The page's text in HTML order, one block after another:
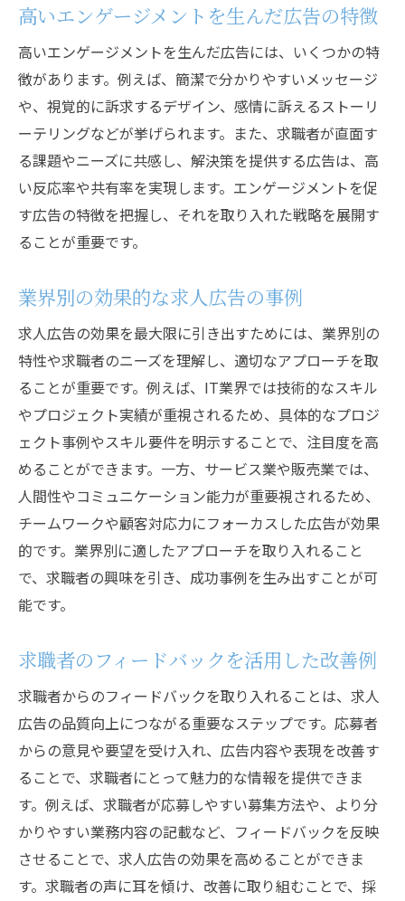
高いエンゲージメントを生んだ広告の特徴
高いエンゲージメントを生んだ広告には、いくつかの特
徴があります。例えば、簡潔で分かりやすいメッセージ
や、視覚的に訴求するデザイン、感情に訴えるストーリ
ーテリングなどが挙げられます。また、求職者が直面す
る課題やニーズに共感し、解決策を提供する広告は、高
い反応率や共有率を実現します。エンゲージメントを促
す広告の特徴を把握し、それを取り入れた戦略を展開す
ることが重要です。
業界別の効果的な求人広告の事例
求人広告の効果を最大限に引き出すためには、業界別の
特性や求職者のニーズを理解し、適切なアプローチを取
ることが重要です。例えば、IT業界では技術的なスキル
やプロジェクト実績が重視されるため、具体的なプロジ
ェクト事例やスキル要件を明示することで、注目度を高
めることができます。一方、サービス業や販売業では、
人間性やコミュニケーション能力が重要視されるため、
チームワークや顧客対応力にフォーカスした広告が効果
的です。業界別に適したアプローチを取り入れること
で、求職者の興味を引き、成功事例を生み出すことが可
能です。
求職者のフィードバックを活用した改善例
求職者からのフィードバックを取り入れることは、求人
広告の品質向上につながる重要なステップです。応募者
からの意見や要望を受け入れ、広告内容や表現を改善す
ることで、求職者にとって魅力的な情報を提供できま
す。例えば、求職者が応募しやすい募集方法や、より分
かりやすい業務内容の記載など、フィードバックを反映
させることで、求人広告の効果を高めることができま
す。求職者の声に耳を傾け、改善に取り組むことで、採